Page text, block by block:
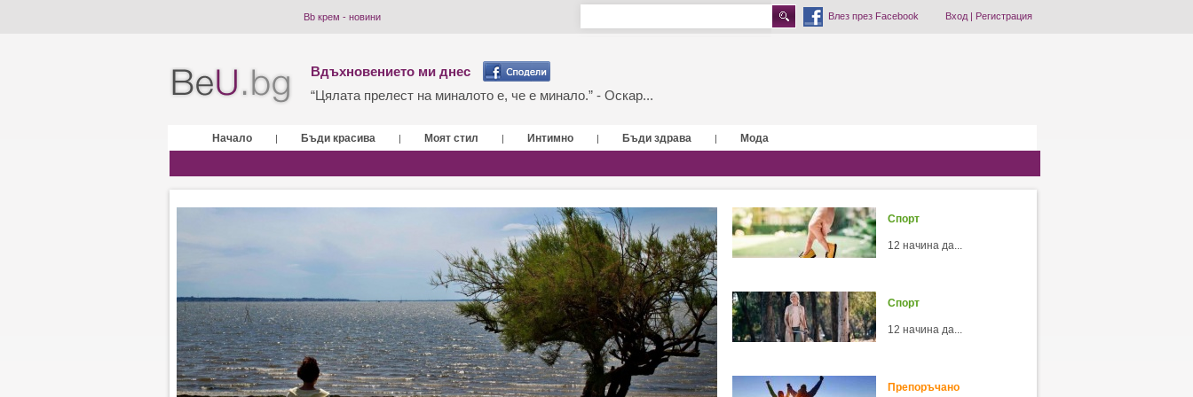
Bb крем - новини Влез през Facebook Вход| Регистрация
Вдъхновението ми днес
“Цялата прелест на миналото е, че е минало.” - Оскар...
Начало | Бъди красива | Моят стил | Интимно | Бъди здрава | Мода
Спорт
12 начина да...
Спорт
12 начина да...
Препоръчано